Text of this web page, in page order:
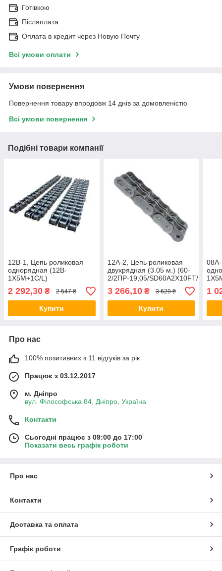
Готівкою
Післяплата
Оплата в кредит через Новую Почту
Всі умови оплати
Умови повернення
Повернення товару впродовж 14 днів за домовленістю
Всі умови повернення
Подібні товари компанії
12B-1, Цепь роликовая
однорядная (12B-
1X5M+1C/L)
(19,05x11,68x12,07) (3/4")
(5 м), Donghua/DON
2 292,30 ₴ 2 547 ₴
Купити
12A-2, Цепь роликовая
двухрядная (3.05 м.) (60-
2/2ПР-19,05/SD60A2X10FT/
Renold
3 266,10₴ 3 629 ₴
Купити
м),
1
Про нас
100% позитивних з 11 відгуків за рік
Працює з 03.12.2017
м. Дніпро
вул. Філософська 84, Дніпро, Україна
Контакти
Сьогодні працює з 09:00 до 17:00
Показати весь графік роботи
Про нас
Контакти
Доставка та оплата
Графік роботи